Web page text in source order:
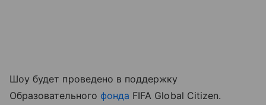
Шоу будет проведено в поддержку
Образовательного фонда FIFA Global Citizen.